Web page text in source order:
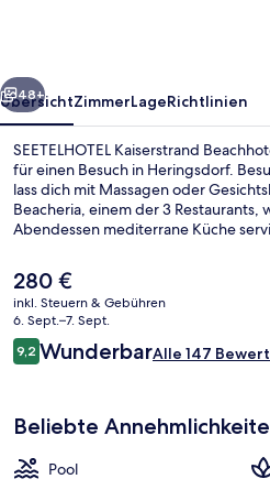
Weiter
48+
ÜbersichtZimmerLageRichtlinien
SEETELHOTEL Kaiserstrand
für einen Besuch in Heringsdorf.
lass dich mit Massagen oder
Beacheria, einem der 3 Restaurants,
Abendessen mediterrane Küche
sowie einen Fitnessbereich.
Der
aktuelle
Preis
beträgt
280 €.
280 €
inkl. Steuern & Gebühren
6. Sept.–7. Sept.
Bewertungen
9,29,2 von 10.
WunderbarAlle 147
Beliebte
Pool